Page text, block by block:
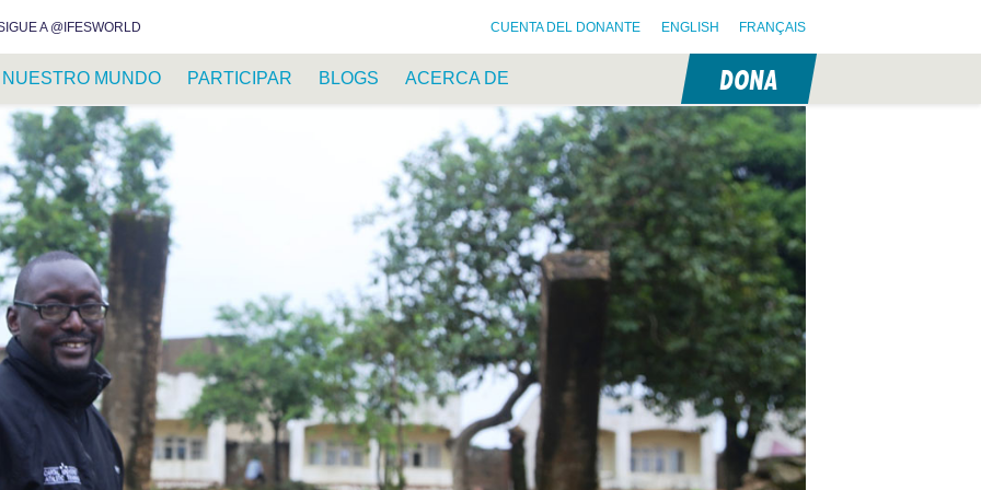
A @IFESWORLD CUENTA DEL DONANTE ENGLISH FRANÇAIS
NUESTRO MUNDO PARTICIPAR BLOGS ACERCA DE DONA